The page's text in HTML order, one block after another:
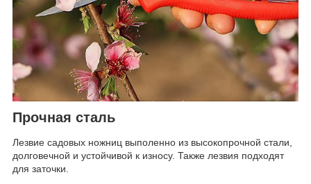
Прочная сталь
Лезвие садовых ножниц выполенно из высокопрочной стали,
долговечной и устойчивой к износу. Также лезвия подходят
для заточки.